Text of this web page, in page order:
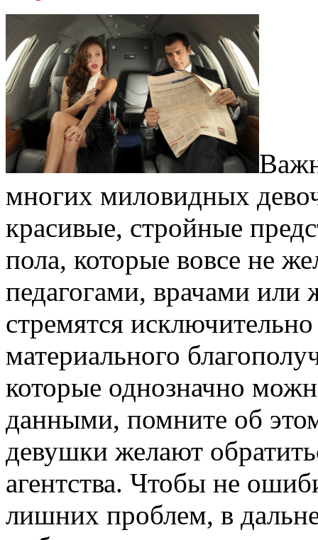
многих миловидных
красивые, стройные
пола, которые вовсе не
педагогами, врачами
стремятся
материального
которые однозначно
данными, помните об
девушки желают
агентства. Чтобы не
лишних проблем, в